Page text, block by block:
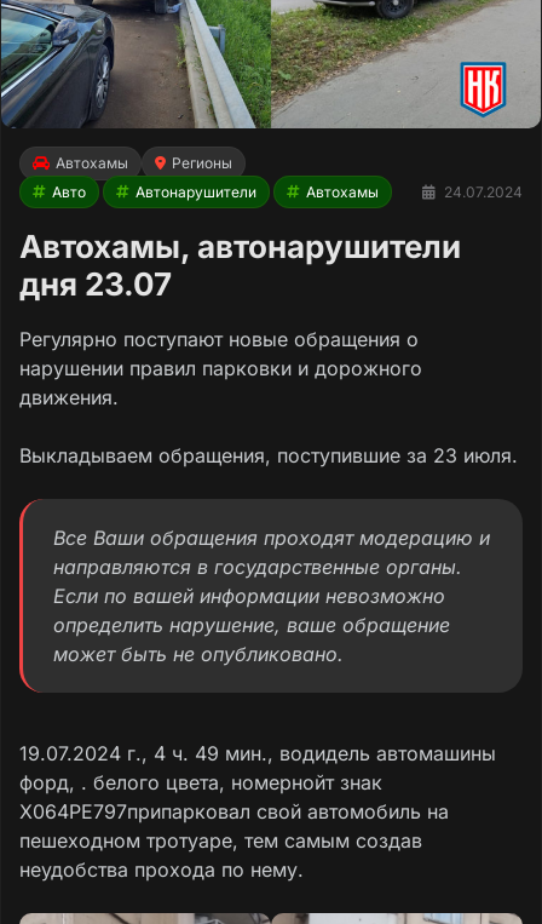
Автохамы
Регионы
Авто
Автонарушители Автохамы 24.07.2024
Автохамы, автонарушители
дня 23.07
Регулярно поступают новые обращения о
нарушении правил парковки и дорожного
движения.
Выкладываем обращения, поступившие за 23 июля.
Все Ваши обращения проходят модерацию и
направляются в государственные органы.
Если по вашей информации невозможно
определить нарушение, ваше обращение
может быть не опубликовано.
19.07.2024 г., 4 ч. 49 мин., водидель автомашины
форд, . белого цвета, номернойт знак
Х064РЕ797припарковал свой автомобиль на
пешеходном тротуаре, тем самым создав
неудобства прохода по нему.